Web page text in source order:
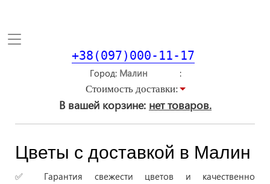
Toggle
+38(097)000-11-17
Город
Стоимость доставки:
В вашей корзине: нет товаров.
Цветы с доставкой в Малин
✅ Гарантия свежести цветов и качественно